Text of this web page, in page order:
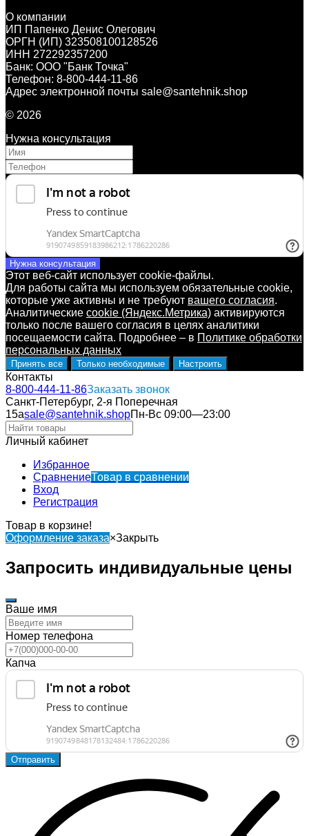
О компании
ИП Папенко Денис Олегович
ОРГН (ИП) 323508100128526
ИНН 272292357200
Банк: ООО "Банк Точка"
Телефон: 8-800-444-11-86
Адрес электронной почты sale@santehnik.shop
© 2026
Нужна консультация
Нужна консультация
Этот веб-сайт использует cookie-файлы.
Для работы сайта мы используем обязательные cookie,
которые уже активны и не требуют вашего согласия.
Аналитические cookie (Яндекс.Метрика) активируются
только после вашего согласия в целях аналитики
посещаемости сайта. Подробнее – в Политике обработки
персональных данных
Принять все Только необходимые Настроить
Контакты
8-800-444-11-86Заказать звонок
Санкт-Петербург, 2-я Поперечная
15аsale@santehnik.shopПн-Вс 09:00—23:00
Личный кабинет
Избранное
СравнениеТовар в сравнении
Вход
Регистрация
Товар в корзине!
Оформление заказа×Закрыть
Запросить индивидуальные цены
Ваше имя
Номер телефона
Капча
Отправить